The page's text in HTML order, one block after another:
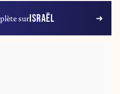
surISRAËL